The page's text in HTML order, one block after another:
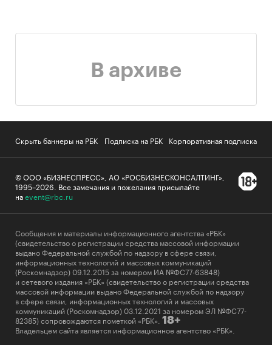
В архиве
Скрыть баннеры на РБК Подписка на РБК Корпоративная подписка
© ООО «БИЗНЕСПРЕСС», АО «РОСБИЗНЕСКОНСАЛТИНГ»,
1995–2026 Все замечания и пожелания присылайте
наevent@rbc.ru
Сообщения и материалы информационного агентства «РБК»
(свидетельство о регистрации средства массовой информации
выдано Федеральной службой по надзору в сфере связи,
информационных технологий и массовых коммуникаций
(Роскомнадзор) 09.12.2015 за номером ИА №ФС77-63848)
и сетевого издания «РБК» (свидетельство о регистрации средства
массовой информации выдано Федеральной службой по надзору
в сфере связи, информационных технологий и массовых
коммуникаций (Роскомнадзор) 03.12.2021 за номером ЭЛ №ФС77-
82385) сопровождаются пометкой «РБК». 18+
Владельцем сайта является информационное агентство «РБК».